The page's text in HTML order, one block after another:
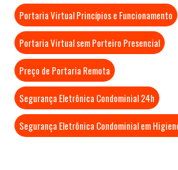
Portaria Virtual Princípios e Funcionamento
Portaria Virtual sem Porteiro Presencial
Preço de Portaria Remota
Segurança Eletrônica Condominial 24h
Segurança Eletrônica Condominial em